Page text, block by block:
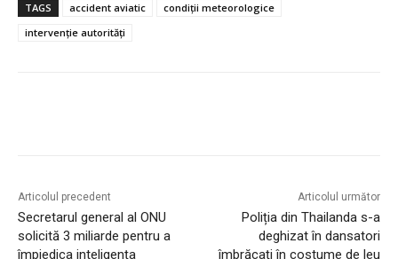
TAGS accident aviatic
condiții meteorologice
intervenție autorități
Articolul precedent
Secretarul general al ONU
solicită 3 miliarde pentru a
împiedica inteligența
Articolul următor
Poliția din Thailanda s-a
deghizat în dansatori
îmbrăcați în costume de leu